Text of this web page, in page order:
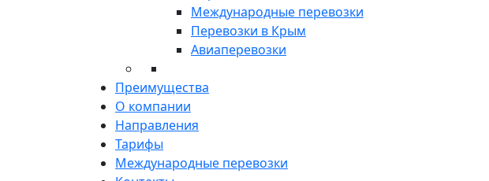
Международные перевозки
Перевозки в Крым
Авиаперевозки
Преимущества
О компании
Направления
Тарифы
Международные перевозки